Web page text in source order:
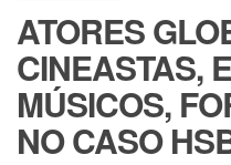
ATORES
CINEASTAS,
MÚSICOS,
NO CASO